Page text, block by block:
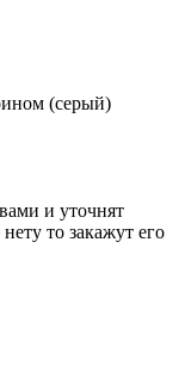
(серый)
и уточнят
то закажут его